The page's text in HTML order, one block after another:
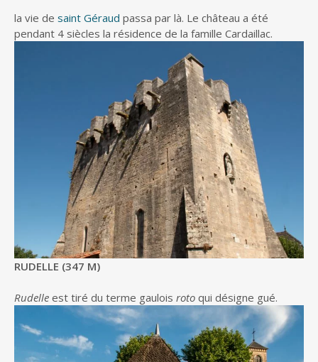
la vie de saint Géraud passa par là. Le château a été
pendant 4 siècles la résidence de la famille Cardaillac.
RUDELLE (347 M)
Rudelle est tiré du terme gaulois roto qui désigne gué.